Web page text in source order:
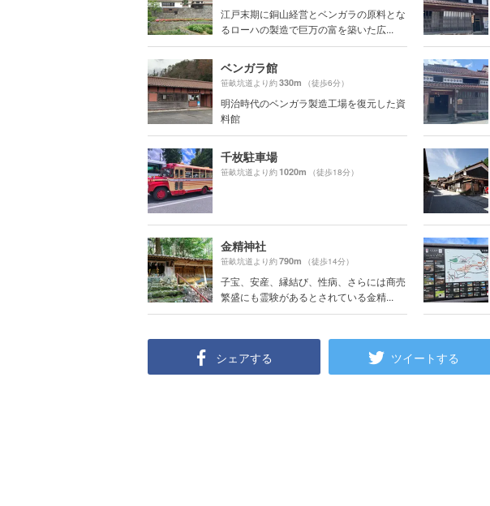
江戸末期に銅山経営とベンガラの原料とな
るローハの製造で巨万の富を築いた広...
ベンガラ館
笹畝坑道より約330m （徒歩6分）
明治時代のベンガラ製造工場を復元した資
料館
千枚駐車場
笹畝坑道より約1020m （徒歩18分）
金精神社
笹畝坑道より約790m （徒歩14分）
子宝、安産、縁結び、性病、さらには商売
繁盛にも霊験があるとされている金精...
シェアする ツイートする